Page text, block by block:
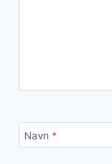
Navn *